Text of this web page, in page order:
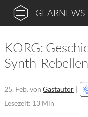
GEARNEWS
KORG:
Synth-Rebellen
25. Feb. von Gastautor |
Lesezeit: 13 Min